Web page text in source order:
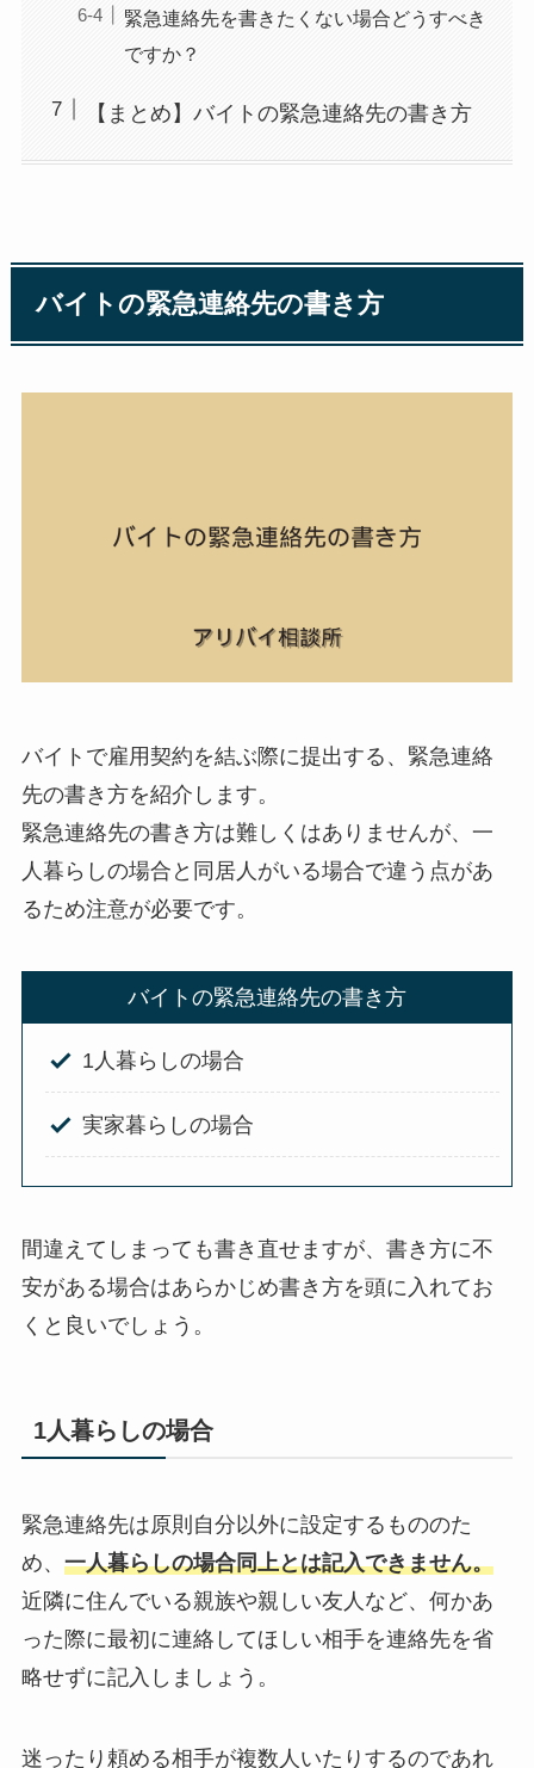
緊急連絡先を書きたくない場合どうすべき
ですか？
【まとめ】バイトの緊急連絡先の書き方
バイトの緊急連絡先の書き方
バイトで雇用契約を結ぶ際に提出する、緊急連絡
先の書き方を紹介します。
緊急連絡先の書き方は難しくはありませんが、一
人暮らしの場合と同居人がいる場合で違う点があ
るため注意が必要です。
バイトの緊急連絡先の書き方
1人暮らしの場合
実家暮らしの場合
間違えてしまっても書き直せますが、書き方に不
安がある場合はあらかじめ書き方を頭に入れてお
くと良いでしょう。
1人暮らしの場合
緊急連絡先は原則自分以外に設定するもののた
め、 一人暮らしの場合同上とは記入できません。
近隣に住んでいる親族や親しい友人など、何かあ
った際に最初に連絡してほしい相手を連絡先を省
略せずに記入しましょう。
迷ったり頼める相手が複数人いたりするのであれ